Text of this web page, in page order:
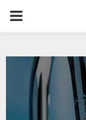
PRIMARY